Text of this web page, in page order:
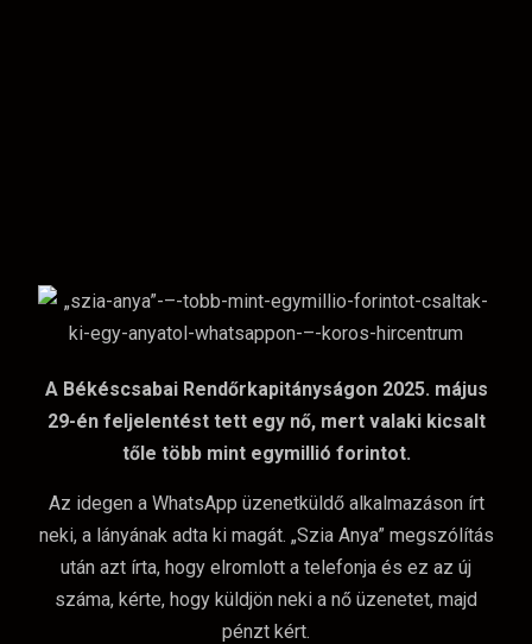
A Békéscsabai Rendőrkapitányságon 2025. május
29-én feljelentést tett egy nő, mert valaki kicsalt
tőle több mint egymillió forintot.
Az idegen a WhatsApp üzenetküldő alkalmazáson írt
neki, a lányának adta ki magát. „Szia Anya” megszólítás
után azt írta, hogy elromlott a telefonja és ez az új
száma, kérte, hogy küldjön neki a nő üzenetet, majd
pénzt kért.